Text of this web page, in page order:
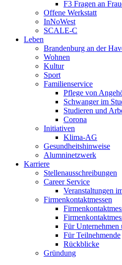
F3 Fragen an
Offene Werkstatt
InNoWest
SCALE-C
Leben
Brandenburg an der
Wohnen
Kultur
Sport
Familienservice
Pflege von
Schwanger im
Studieren und
Corona
Initiativen
Klima-AG
Gesundheitshinweise
Alumninetzwerk
Karriere
Stellenausschreibungen
Career Service
Veranstaltungen
Firmenkontaktmessen
Für Unternehmen
Für Teilnehmende
Rückblicke
Gründung